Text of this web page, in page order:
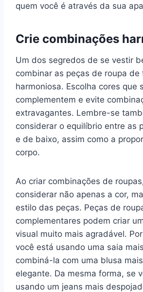
quem você é através da sua
Crie combinações
Um dos segredos de se vestir
combinar as peças de roupa de
harmoniosa. Escolha cores que
complementem e evite
extravagantes. Lembre-se
considerar o equilíbrio entre as
e de baixo, assim como a
corpo.
Ao criar combinações de
considerar não apenas a cor,
estilo das peças. Peças de
complementares podem criar
visual muito mais agradável.
você está usando uma saia
combiná-la com uma blusa
elegante. Da mesma forma, se
usando um jeans mais